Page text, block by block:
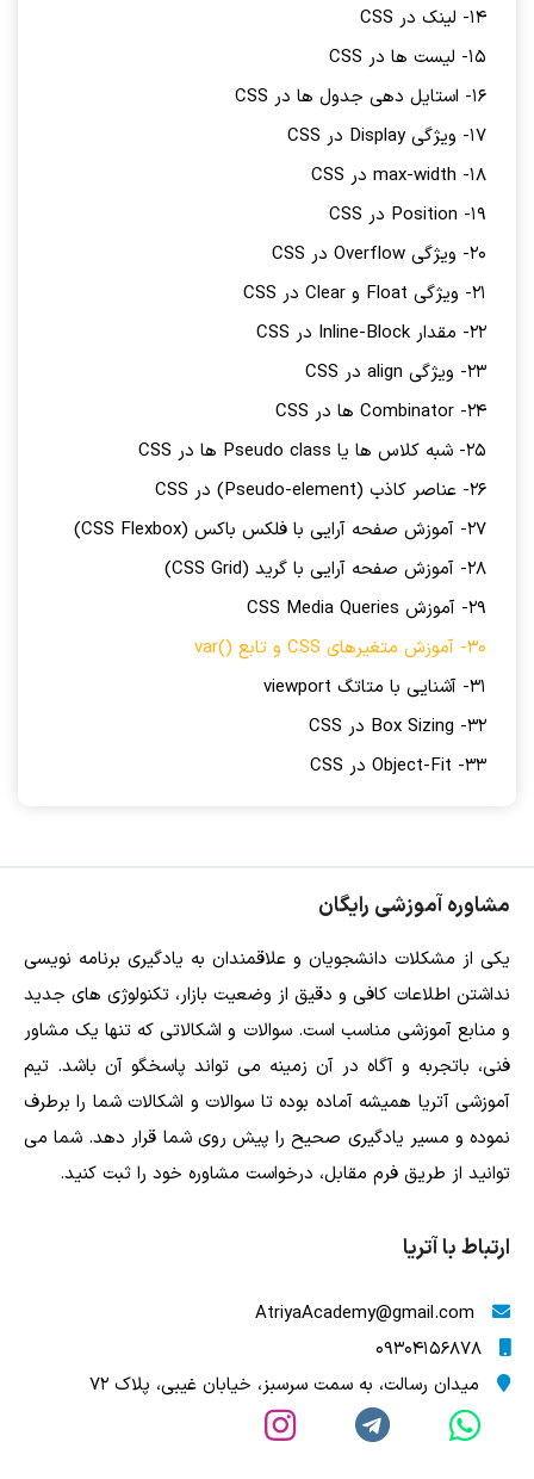
14- لینک در CSS
15- لیست ها در CSS
16- استایل دهی جدول ها در CSS
17- ویژگی Display در CSS
18- max-width در CSS
19- Position در CSS
20- ویژگی Overflow در CSS
21- ویژگی Float و Clear در CSS
22- مقدار Inline-Block در CSS
23- ویژگی align در CSS
24- Combinator ها در CSS
25- شبه کلاس ها یا Pseudo class ها در CSS
26- عناصر کاذب (Pseudo-element) در CSS
27- آموزش صفحه آرایی با فلکس باکس (CSS Flexbox)
28- آموزش صفحه آرایی با گرید (CSS Grid)
29- آموزش CSS Media Queries
30- آموزش متغیرهای CSS و تابع ()var
31- آشنایی با متاتگ viewport
32- Box Sizing در CSS
33- Object-Fit در CSS
مشاوره آموزشی رایگان
یکی از مشکلات دانشجویان و علاقمندان به یادگیری برنامه نویسی
نداشتن اطلاعات کافی و دقیق از وضعیت بازار، تکنولوژی های جدید
و منابع آموزشی مناسب است. سوالات و اشکالاتی که تنها یک مشاور
فنی، باتجربه و آگاه در آن زمینه می تواند پاسخگو آن باشد. تیم
آموزشی آتریا همیشه آماده بوده تا سوالات و اشکالات شما را برطرف
نموده و مسیر یادگیری صحیح را پیش روی شما قرار دهد. شما می
توانید از طریق فرم مقابل، درخواست مشاوره خود را ثبت کنید.
ارتباط با آتریا
AtriyaAcademy@gmail.com
09304156878
میدان رسالت، به سمت سرسبز، خیابان غیبی، پلاک 72